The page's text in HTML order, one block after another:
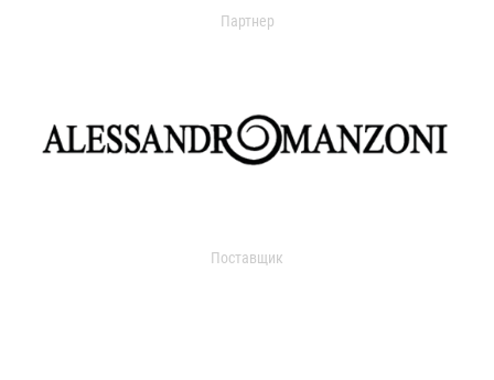
Партнер
Поставщик